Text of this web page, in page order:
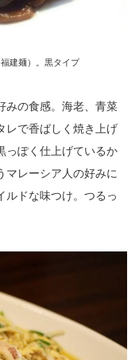
建麺）。黒タイプ
みの食感。海老、青菜
レで香ばしく焼き上げ
っぽく仕上げているか
マレーシア人の好みに
ルドな味つけ。つるっ